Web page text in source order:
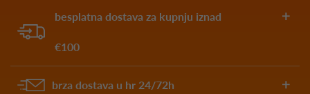
besplatna dostava za kupnju iznad
€100
brza dostava u hr 24/72h